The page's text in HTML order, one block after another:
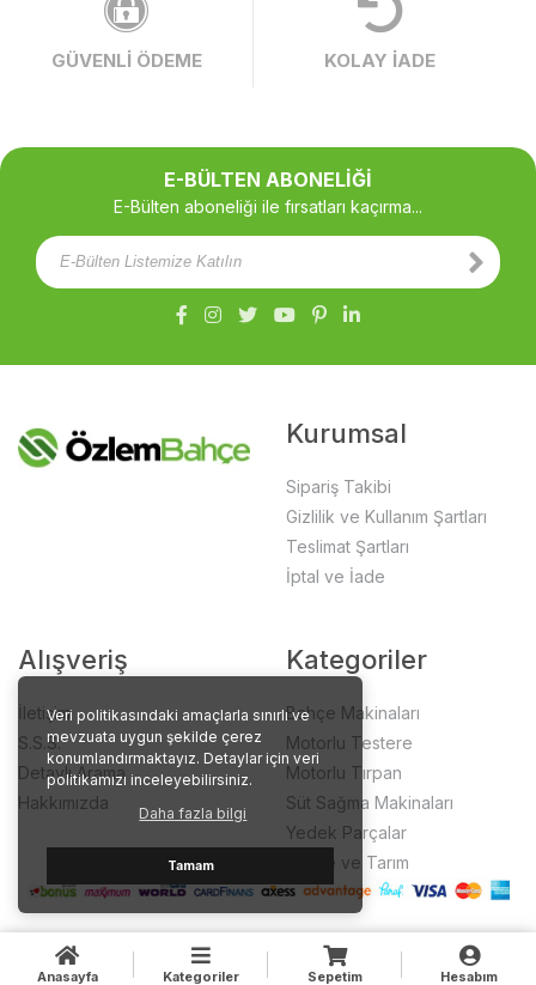
Veri politikasındaki amaçlarla sınırlı ve
mevzuata uygun şekilde çerez
konumlandırmaktayız. Detaylar için veri
politikamızı inceleyebilirsiniz.
Daha fazla bilgi
Tamam
GÜVENLİ ÖDEME KOLAY İADE
E-BÜLTEN ABONELİĞİ
E-Bülten aboneliği ile fırsatları kaçırma...
Kurumsal
Sipariş Takibi
Gizlilik ve Kullanım Şartları
Teslimat Şartları
İptal ve İade
Alışveriş
İletişim
S.S.S.
Detaylı Arama
Hakkımızda
Kategoriler
Bahçe Makinaları
Motorlu Testere
Motorlu Tırpan
Süt Sağma Makinaları
Yedek Parçalar
Bahçe ve Tarım
Anasayfa Kategoriler Sepetim Hesabım